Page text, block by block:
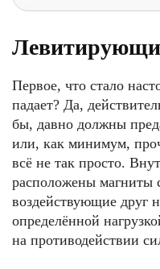
Первое, что стало
падает? Да,
бы, давно должны
или, как минимум,
всё не так просто.
расположены магниты
воздействующие друг
определённой
на противодействии